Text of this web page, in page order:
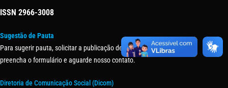
ISSN 2966-3008
Sugestão de Pauta
Para sugerir pauta, solicitar a publicação de uma matéria ou evento,
preencha o formulário e aguarde nosso contato.
Diretoria de Comunicação Social (Dicom)